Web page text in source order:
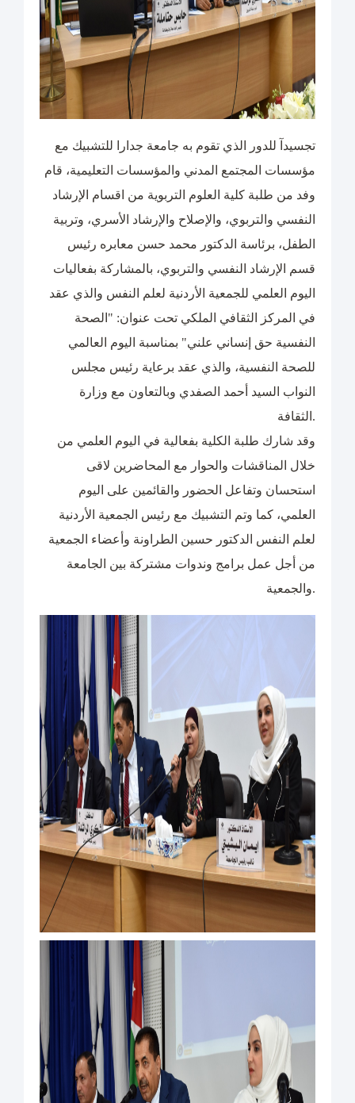
تجسيدآ للدور الذي تقوم به جامعة جدارا للتشبيك مع
مؤسسات المجتمع المدني والمؤسسات التعليمية، قام
وفد من طلبة كلية العلوم التربوية من اقسام الإرشاد
النفسي والتربوي، والإصلاح والإرشاد الأسري، وتربية
الطفل، برئاسة الدكتور محمد حسن معابره رئيس
قسم الإرشاد النفسي والتربوي، بالمشاركة بفعاليات
اليوم العلمي للجمعية الأردنية لعلم النفس والذي عقد
في المركز الثقافي الملكي تحت عنوان: "الصحة
النفسية حق إنساني علني" بمناسبة اليوم العالمي
للصحة النفسية، والذي عقد برعاية رئيس مجلس
النواب السيد أحمد الصفدي وبالتعاون مع وزارة
الثقافة.
وقد شارك طلبة الكلية بفعالية في اليوم العلمي من
خلال المناقشات والحوار مع المحاضرين لاقى
استحسان وتفاعل الحضور والقائمين على اليوم
العلمي، كما وتم التشبيك مع رئيس الجمعية الأردنية
لعلم النفس الدكتور حسين الطراونة وأعضاء الجمعية
من أجل عمل برامج وندوات مشتركة بين الجامعة
والجمعية.